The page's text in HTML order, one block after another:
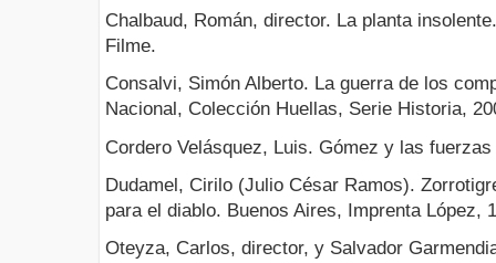
Chalbaud, Román, director. La planta
Filme.
Consalvi, Simón Alberto. La guerra de los
Nacional, Colección Huellas, Serie Historia,
Cordero Velásquez, Luis. Gómez y las
Dudamel, Cirilo (Julio César Ramos).
para el diablo. Buenos Aires, Imprenta López,
Oteyza, Carlos, director, y Salvador